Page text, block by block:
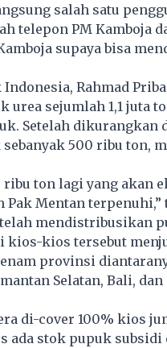
salah satu
telepon PM Kamboja
supaya bisa
Rahmad
sejumlah 1,1 juta
Setelah dikurangkan
500 ribu ton,
ribu ton lagi yang akan
Mentan terpenuhi,”
mendistribusikan
kios-kios tersebut
provinsi
Selatan, Bali,
di-cover 100% kios
ada stok pupuk subsidi